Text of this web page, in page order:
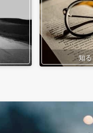
知